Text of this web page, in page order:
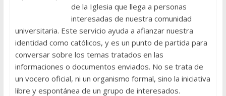
de la Iglesia que llega a personas
interesadas de nuestra comunidad
universitaria. Este servicio ayuda a afianzar nuestra
identidad como católicos, y es un punto de partida para
conversar sobre los temas tratados en las
informaciones o documentos enviados. No se trata de
un vocero oficial, ni un organismo formal, sino la iniciativa
libre y espontánea de un grupo de interesados.